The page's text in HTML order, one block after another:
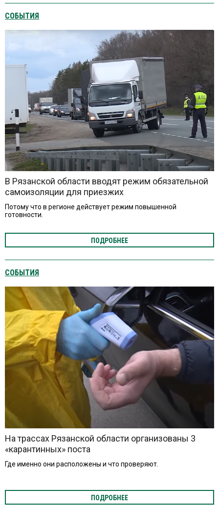
СОБЫТИЯ
В Рязанской области вводят режим обязательной
самоизоляции для приезжих
Потому что в регионе действует режим повышенной
готовности.
ПОДРОБНЕЕ
СОБЫТИЯ
На трассах Рязанской области организованы 3
«карантинных» поста
Где именно они расположены и что проверяют.
ПОДРОБНЕЕ